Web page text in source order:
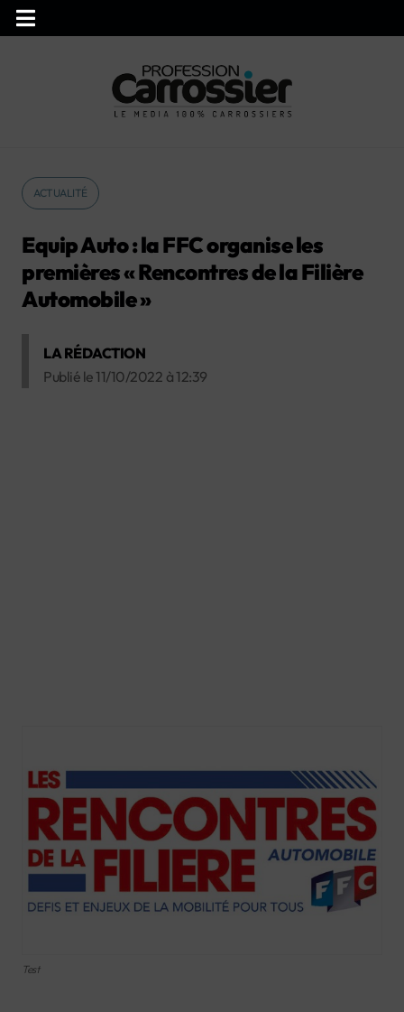
ACTUALITÉ
Equip Auto : la FFC organise les
premières « Rencontres de la Filière
Automobile »
LA RÉDACTION
Publié le 11/10/2022 à 12:39
Test